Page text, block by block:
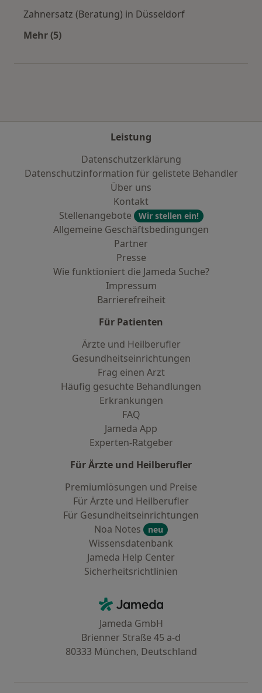
Zahnersatz (Beratung) in Düsseldorf
Mehr (5)
Leistung
Datenschutzerklärung
Datenschutzinformation für gelistete Behandler
Über uns
Kontakt
Stellenangebote
Wir stellen ein!
Allgemeine Geschäftsbedingungen
Partner
Presse
Wie funktioniert die Jameda Suche?
Impressum
Barrierefreiheit
Für Patienten
Ärzte und Heilberufler
Gesundheitseinrichtungen
Frag einen Arzt
Häufig gesuchte Behandlungen
Erkrankungen
FAQ
Jameda App
Experten-Ratgeber
Für Ärzte und Heilberufler
Premiumlösungen und Preise
Für Ärzte und Heilberufler
Für Gesundheitseinrichtungen
Noa Notes
neu
Wissensdatenbank
Jameda Help Center
Sicherheitsrichtlinien
Jameda - Startseite
Jameda GmbH
Brienner Straße 45 a-d
80333 München, Deutschland